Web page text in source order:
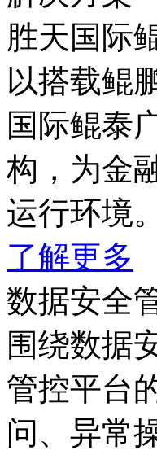
胜天国际
以搭载鲲
国际鲲泰
构，为
运行环境。
了解更多
数据安全
围绕数据
管控平台的
问、异